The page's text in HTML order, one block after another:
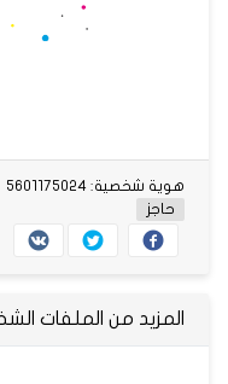
هوية شخصية: 5601175024
حاجز
المزيد من الملفات